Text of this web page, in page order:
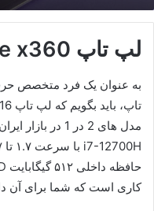
لپ تاپ hp spectre x360
به عنوان یک فرد متخصص
کاری است که شما برای آن